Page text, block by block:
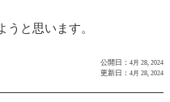
うと思います。
公開日： 4月 28, 2024
更新日： 4月 28, 2024